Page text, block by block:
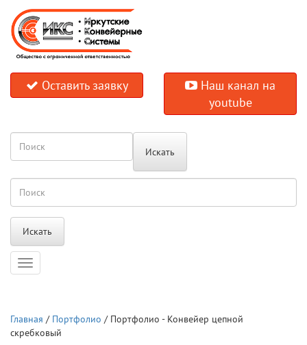
Оставить заявку
Наш канал на
youtube
Искать
Искать
Навигация
Главная / Портфолио / Портфолио - Конвейер цепной
скребковый